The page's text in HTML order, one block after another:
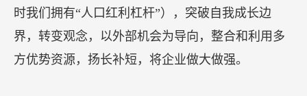
时我们拥有“人口红利杠杆”），突破自我成长边
界，转变观念，以外部机会为导向，整合和利用多
方优势资源，扬长补短，将企业做大做强。